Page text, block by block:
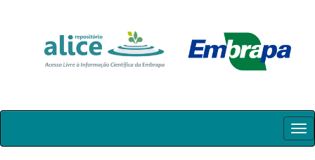
Skip